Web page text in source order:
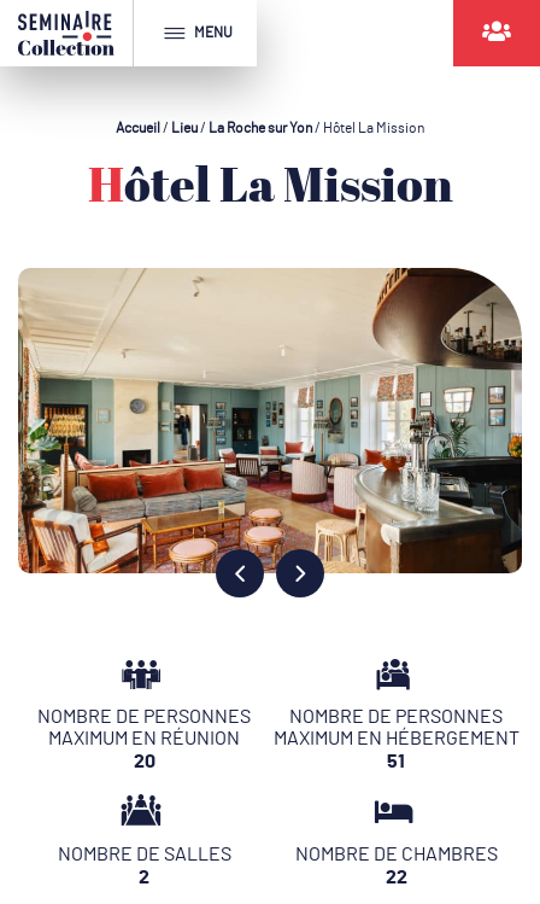
MENU
Accueil / Lieu/ La Roche sur Yon/ Hôtel La Mission
Hôtel La Mission
NOMBRE DE PERSONNES
MAXIMUM EN RÉUNION
20
NOMBRE DE PERSONNES
MAXIMUM EN HÉBERGEMENT
51
NOMBRE DE SALLES
2
NOMBRE DE CHAMBRES
22